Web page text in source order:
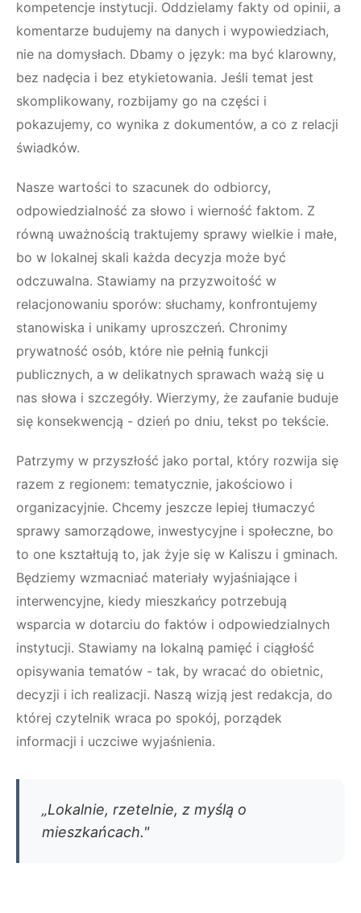
kompetencje instytucji. Oddzielamy fakty od opinii, a
komentarze budujemy na danych i wypowiedziach,
nie na domysłach. Dbamy o język: ma być klarowny,
bez nadęcia i bez etykietowania. Jeśli temat jest
skomplikowany, rozbijamy go na części i
pokazujemy, co wynika z dokumentów, a co z relacji
świadków.
Nasze wartości to szacunek do odbiorcy,
odpowiedzialność za słowo i wierność faktom. Z
równą uważnością traktujemy sprawy wielkie i małe,
bo w lokalnej skali każda decyzja może być
odczuwalna. Stawiamy na przyzwoitość w
relacjonowaniu sporów: słuchamy, konfrontujemy
stanowiska i unikamy uproszczeń. Chronimy
prywatność osób, które nie pełnią funkcji
publicznych, a w delikatnych sprawach ważą się u
nas słowa i szczegóły. Wierzymy, że zaufanie buduje
się konsekwencją - dzień po dniu, tekst po tekście.
Patrzymy w przyszłość jako portal, który rozwija się
razem z regionem: tematycznie, jakościowo i
organizacyjnie. Chcemy jeszcze lepiej tłumaczyć
sprawy samorządowe, inwestycyjne i społeczne, bo
to one kształtują to, jak żyje się w Kaliszu i gminach.
Będziemy wzmacniać materiały wyjaśniające i
interwencyjne, kiedy mieszkańcy potrzebują
wsparcia w dotarciu do faktów i odpowiedzialnych
instytucji. Stawiamy na lokalną pamięć i ciągłość
opisywania tematów - tak, by wracać do obietnic,
decyzji i ich realizacji. Naszą wizją jest redakcja, do
której czytelnik wraca po spokój, porządek
informacji i uczciwe wyjaśnienia.
„Lokalnie, rzetelnie, z myślą o
mieszkańcach."